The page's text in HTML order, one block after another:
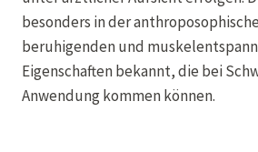
besonders in der
beruhigenden und
Eigenschaften bekannt, die bei
Anwendung kommen können.